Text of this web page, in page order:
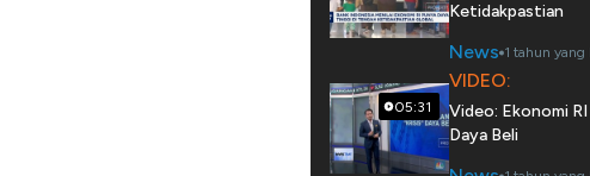
Ketidakpastian
News 1 tahun yang
05:31
VIDEO:
Video: Ekonomi
Daya Beli